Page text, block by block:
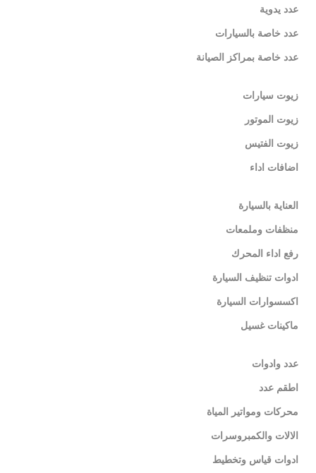
عدد يدوية
عدد خاصة بالسيارات
عدد خاصة بمراكز الصيانة
زيوت سيارات
زيوت الموتور
زيوت الفتيس
اضافات اداء
العناية بالسيارة
منظفات وملمعات
رفع اداء المحرك
ادوات تنظيف السيارة
اكسسوارات السيارة
ماكينات غسيل
عدد وادوات
اطقم عدد
محركات ومواتير المياة
الالات والكمبروسرات
ادوات قياس وتخطيط